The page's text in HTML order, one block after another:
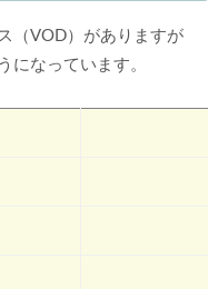
（VOD）がありますが
になっています。